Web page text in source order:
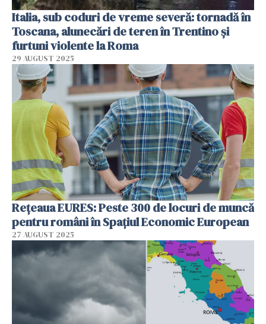
Italia, sub coduri de vreme severă: tornadă în
Toscana, alunecări de teren în Trentino și
furtuni violente la Roma
29 AUGUST 2025
Rețeaua EURES: Peste 300 de locuri de muncă
pentru români în Spațiul Economic European
27 AUGUST 2025